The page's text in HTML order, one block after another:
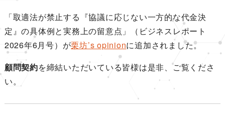
「取適法が禁止する『協議に応じない一方的な代金決
定』の具体例と実務上の留意点」（ビジネスレポート
2026年6月号）が栗坊’s opinionに追加されました。
顧問契約を締結いただいている皆様は是非、ご覧くださ
い。